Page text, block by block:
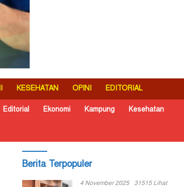
KESEHATAN OPINI EDITORIAL
Editorial Ekonomi Kampung Kesehatan
Berita Terpopuler
4 November 2025 31515 Lihat